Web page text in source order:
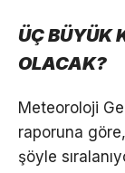
ÜÇ BÜYÜK
OLACAK?
Meteoroloji
raporuna
şöyle